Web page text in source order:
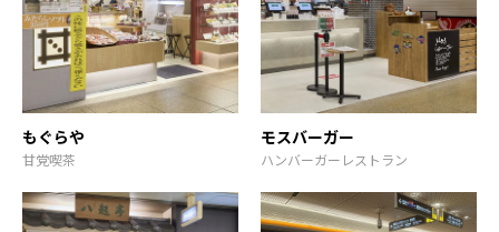
もぐらや
甘党喫茶
モスバーガー
ハンバーガーレストラン